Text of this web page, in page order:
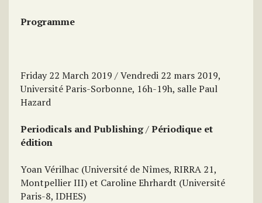
Programme
Friday 22 March 2019 / Vendredi 22 mars 2019,
Université Paris-Sorbonne, 16h-19h, salle Paul
Hazard
Periodicals and Publishing/Périodique et
édition
Yoan Vérilhac (Université de Nîmes, RIRRA 21,
Montpellier III) et Caroline Ehrhardt (Université
Paris-8, IDHES)